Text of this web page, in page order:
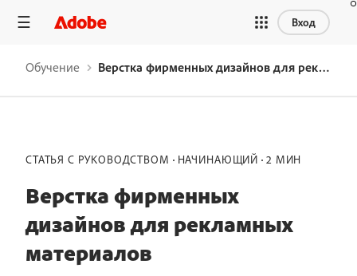
Вход
Обучение Верстка фирменных дизайнов для рекламных материалов
СТАТЬЯ С РУКОВОДСТВОМ НАЧИНАЮЩИЙ 2 МИН
Верстка фирменных
дизайнов для рекламных
материалов